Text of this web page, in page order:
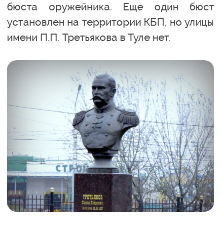
бюста оружейника. Еще один бюст
установлен на территории КБП, но улицы
имени П.П. Третьякова в Туле нет.